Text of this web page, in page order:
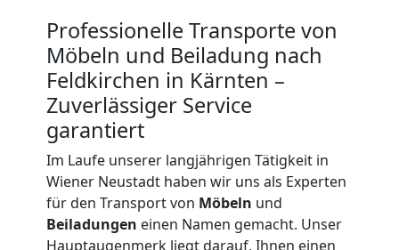
Professionelle Transporte von
Möbeln und Beiladung nach
Feldkirchen in Kärnten –
Zuverlässiger Service
garantiert
Im Laufe unserer langjährigen Tätigkeit in
Wiener Neustadt haben wir uns als Experten
für den Transport von Möbeln und
Beiladungen einen Namen gemacht. Unser
Hauptaugenmerk liegt darauf, Ihnen einen
Möbellift
Wiener
Neustadt
Übersiedlung